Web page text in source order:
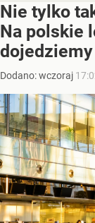
Nie tylko
Na polskie
Dodano:wczoraj